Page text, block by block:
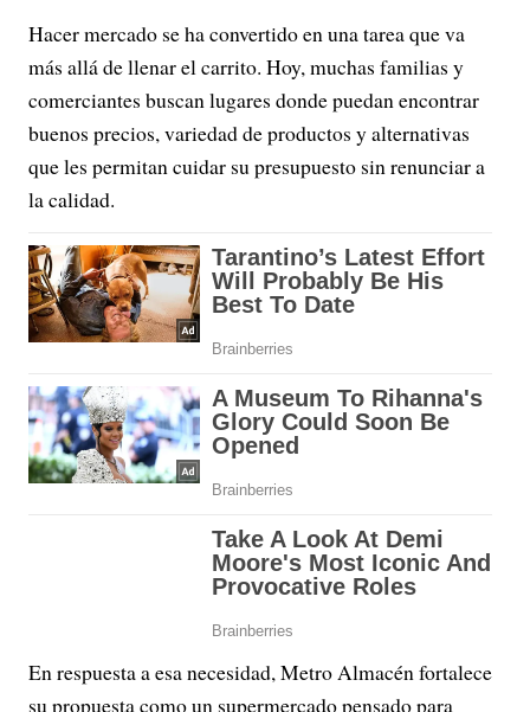
Hacer mercado se ha convertido en una tarea que va
más allá de llenar el carrito. Hoy, muchas familias y
comerciantes buscan lugares donde puedan encontrar
buenos precios, variedad de productos y alternativas
que les permitan cuidar su presupuesto sin renunciar a
la calidad.
En respuesta a esa necesidad, Metro Almacén fortalece
su propuesta como un supermercado pensado para